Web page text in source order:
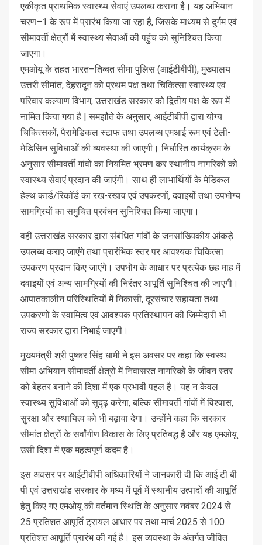
एकीकृत प्राथमिक स्वास्थ्य सेवाएं उपलब्ध कराना है। यह अभियान
चरण–1 के रूप में प्रारंभ किया जा रहा है, जिसके माध्यम से दुर्गम एवं
सीमावर्ती क्षेत्रों में स्वास्थ्य सेवाओं की पहुंच को सुनिश्चित किया
जाएगा।
एमओयू के तहत भारत–तिब्बत सीमा पुलिस (आईटीबीपी), मुख्यालय
उत्तरी सीमांत, देहरादून को प्रथम पक्ष तथा चिकित्सा स्वास्थ्य एवं
परिवार कल्याण विभाग, उत्तराखंड सरकार को द्वितीय पक्ष के रूप में
नामित किया गया है | समझौते के अनुसार, आईटीबीपी द्वारा योग्य
चिकित्सकों, पैरामेडिकल स्टाफ तथा उपलब्ध एमआई रूम एवं टेली-
मेडिसिन सुविधाओं की व्यवस्था की जाएगी। निर्धारित कार्यक्रम के
अनुसार सीमावर्ती गांवों का नियमित भ्रमण कर स्थानीय नागरिकों को
स्वास्थ्य सेवाएं प्रदान की जाएंगी। साथ ही लाभार्थियों के मेडिकल
हेल्थ कार्ड/रिकॉर्ड का रख-रखाव एवं उपकरणों, दवाइयों तथा उपभोग्य
सामग्रियों का समुचित प्रबंधन सुनिश्चित किया जाएगा।
वहीं उत्तराखंड सरकार द्वारा संबंधित गांवों के जनसांख्यिकीय आंकड़े
उपलब्ध कराए जाएंगे तथा प्रारंभिक स्तर पर आवश्यक चिकित्सा
उपकरण प्रदान किए जाएंगे। उपभोग के आधार पर प्रत्येक छह माह में
दवाइयों एवं अन्य सामग्रियों की निरंतर आपूर्ति सुनिश्चित की जाएगी।
आपातकालीन परिस्थितियों में निकासी, दूरसंचार सहायता तथा
उपकरणों के स्वामित्व एवं आवश्यक प्रतिस्थापन की जिम्मेदारी भी
राज्य सरकार द्वारा निभाई जाएगी।
मुख्यमंत्री श्री पुष्कर सिंह धामी ने इस अवसर पर कहा कि स्वस्थ
सीमा अभियान सीमावर्ती क्षेत्रों में निवासरत नागरिकों के जीवन स्तर
को बेहतर बनाने की दिशा में एक प्रभावी पहल है। यह न केवल
स्वास्थ्य सुविधाओं को सुदृढ़ करेगा, बल्कि सीमावर्ती गांवों में विश्वास,
सुरक्षा और स्थायित्व को भी बढ़ावा देगा। उन्होंने कहा कि सरकार
सीमांत क्षेत्रों के सर्वांगीण विकास के लिए प्रतिबद्ध है और यह एमओयू
उसी दिशा में एक महत्वपूर्ण कदम है।
इस अवसर पर आईटीबीपी अधिकारियों ने जानकारी दी कि आई टी बी
पी एवं उत्तराखंड सरकार के मध्य में पूर्व में स्थानीय उत्पादों की आपूर्ति
हेतु किए गए एमओयू की वर्तमान स्थिति के अनुसार नवंबर 2024 से
25 प्रतिशत आपूर्ति ट्रायल आधार पर तथा मार्च 2025 से 100
प्रतिशत आपूर्ति प्रारंभ की गई है। इस व्यवस्था के अंतर्गत जीवित